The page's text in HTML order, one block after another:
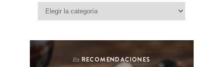
Categorías
En RECOMENDACIONES